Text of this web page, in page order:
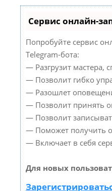
Сервис онлайн-
Попробуйте сервис
Telegram-бота:
— Разгрузит мастера,
— Позволит гибко
— Разошлет
— Позволит принять
— Позволит
— Поможет получить
— Включает в себя
Для новых